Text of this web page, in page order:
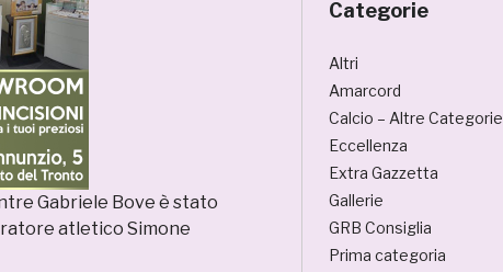
Gabriele Bove è stato
atletico Simone
Categorie
Altri
Amarcord
Calcio – Altre Categorie
Eccellenza
Extra Gazzetta
Gallerie
GRB Consiglia
Prima categoria